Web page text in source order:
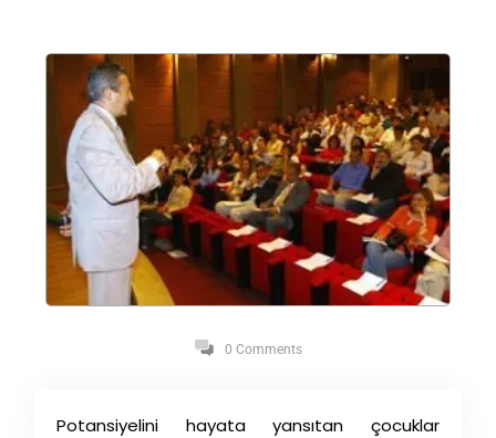
0 Comments
Potansiyelini hayata yansıtan çocuklar